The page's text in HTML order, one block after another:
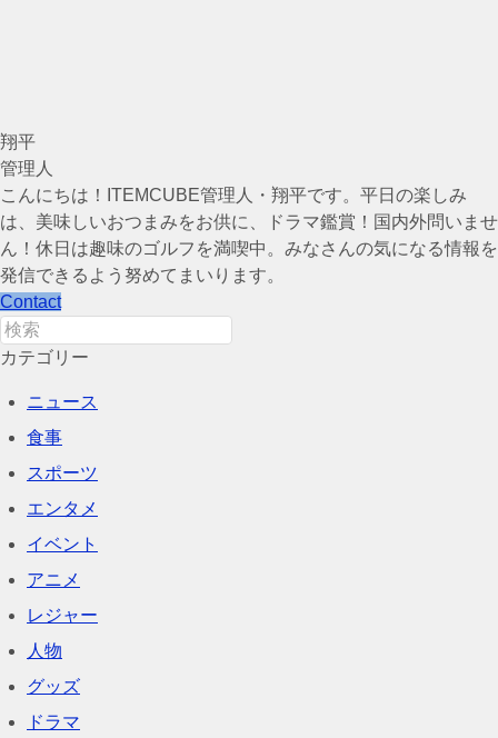
翔平
管理人
こんにちは！ITEMCUBE管理人・翔平です。平日の楽しみ
は、美味しいおつまみをお供に、ドラマ鑑賞！国内外問いませ
ん！休日は趣味のゴルフを満喫中。みなさんの気になる情報を
発信できるよう努めてまいります。
Contact
カテゴリー
ニュース
食事
スポーツ
エンタメ
イベント
アニメ
レジャー
人物
グッズ
ドラマ